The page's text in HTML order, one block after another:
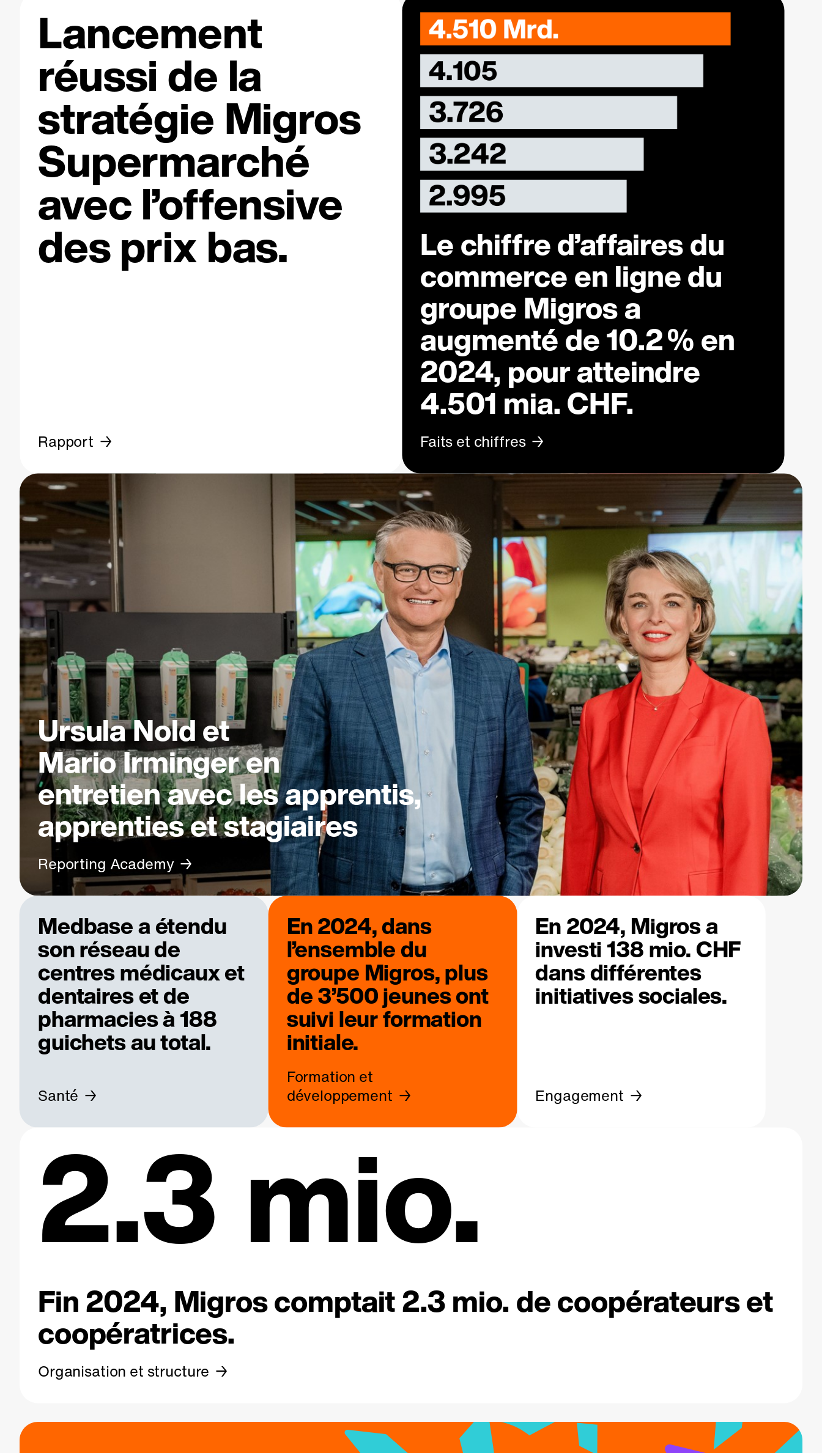
Lancement
réussi de la
stratégie Migros
Supermarché
avec l’offensive
des prix bas.
Rapport
Le chiffre d’affaires du
commerce en ligne du
groupe Migros a
augmenté de10.2 %en
2024, pour atteindre
4.501 mia. CHF.
Faits et chiffres
Ursula Nold et
Mario Irminger en
entretien avec les apprentis,
apprenties et stagiaires
Reporting Academy
Medbase a étendu
son réseau de
centres médicaux et
dentaires et de
pharmacies à 188
guichets au total.
Santé
En 2024, dans
l’ensemble du
groupe Migros, plus
de 3’500 jeunes ont
suivi leur formation
initiale.
Formation et
développement
En 2024, Migros a
investi 138 mio. CHF
dans différentes
initiatives sociales.
Engagement
2.3 mio.
Fin 2024, Migros comptait 2.3 mio. de coopérateurs et
coopératrices.
Organisation et structure